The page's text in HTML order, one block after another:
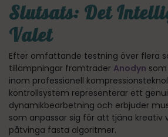
Slutsats: Det
Valet
Efter omfattande testning över flera
tillämpningar framträder Anodyn
inom professionell
kontrollsystem representerar ett
dynamikbearbetning och erbjuder
som anpassar sig för att tjäna kreativ
påtvinga fasta algoritmer.